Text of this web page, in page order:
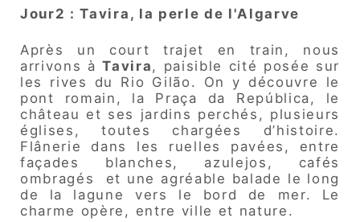
Jour2 : Tavira, la perle de l'Algarve
Après un court trajet en train, nous
arrivons àTavira, paisible cité posée sur
les rives du Rio Gilão. On y découvre le
pont romain, la Praça da República, le
château et ses jardins perchés, plusieurs
églises, toutes chargées d’histoire.
Flânerie dans les ruelles pavées, entre
façades blanches, azulejos, cafés
ombragés et une agréable balade le long
de la lagune vers le bord de mer. Le
charme opère, entre ville et nature.